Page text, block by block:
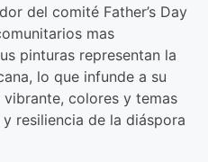
del comité Father’s Day
mas
pinturas representan la
lo que infunde a su
colores y temas
resiliencia de la diáspora